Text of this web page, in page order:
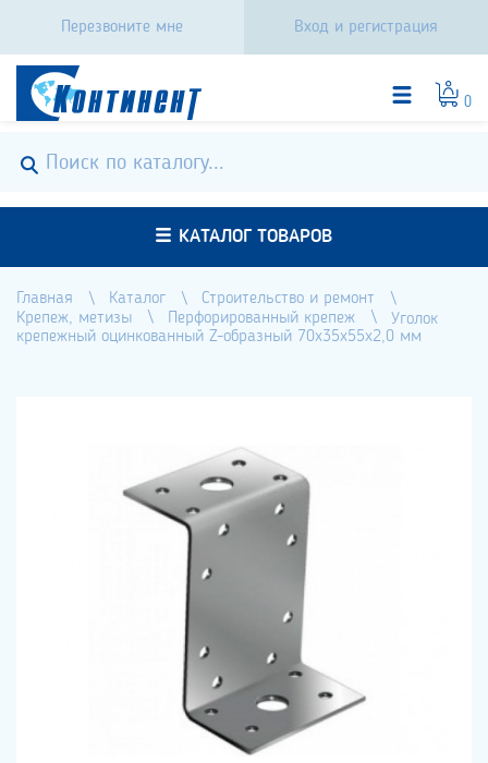
Перезвоните мне Вход и регистрация
0
КАТАЛОГ ТОВАРОВ
Главная Каталог
Строительство и ремонт
Крепеж, метизы
Перфорированный крепеж
Уголок
крепежный оцинкованный Z-образный 70х35х55х2,0 мм